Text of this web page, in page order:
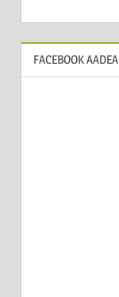
FACEBOOK AADEA